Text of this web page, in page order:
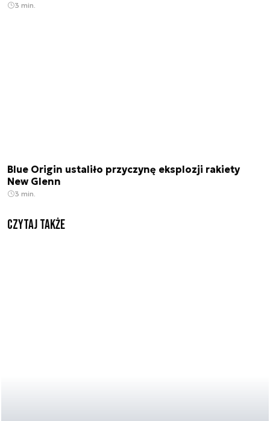
3 min.
Blue Origin ustaliło przyczynę eksplozji rakiety
New Glenn
3 min.
Czytaj także